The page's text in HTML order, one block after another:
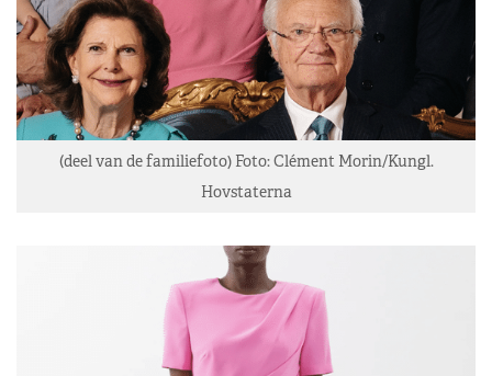
(deel van de familiefoto) Foto: Clément Morin/Kungl.
Hovstaterna